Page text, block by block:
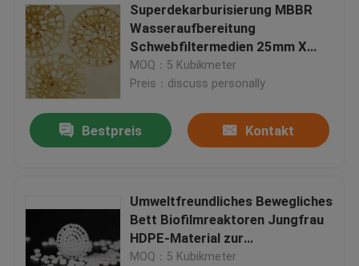
Über uns
Fabrik-Ausflug
Qualitätskontrolle
Treten Sie mit uns in Verbindung
Blog
Superdekarburisierung MBBR
Wasseraufbereitung
Schwebfiltermedien 25mm X
4mm
MOQ：5 Kubikmeter
Preis：discuss personally
Bestpreis Kontakt
Umweltfreundliches Bewegliches
Bett Biofilmreaktoren Jungfrau
HDPE-Material zur
Abwasserbehandlung
MOQ：5 Kubikmeter